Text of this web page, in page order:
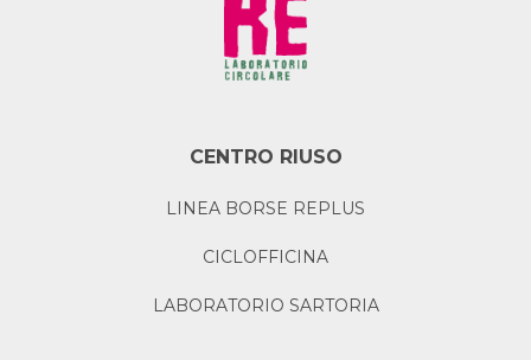
CENTRO RIUSO
LINEA BORSE REPLUS
CICLOFFICINA
LABORATORIO SARTORIA